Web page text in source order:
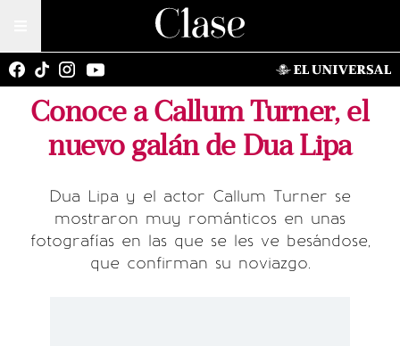
Conoce a Callum Turner, el
nuevo galán de Dua Lipa
Dua Lipa y el actor Callum Turner se
mostraron muy románticos en unas
fotografías en las que se les ve besándose,
que confirman su noviazgo.